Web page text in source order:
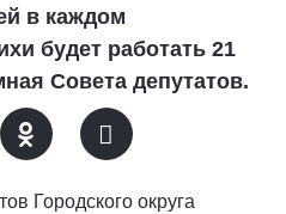
в каждом
будет работать 21
Совета депутатов.
Городского округа